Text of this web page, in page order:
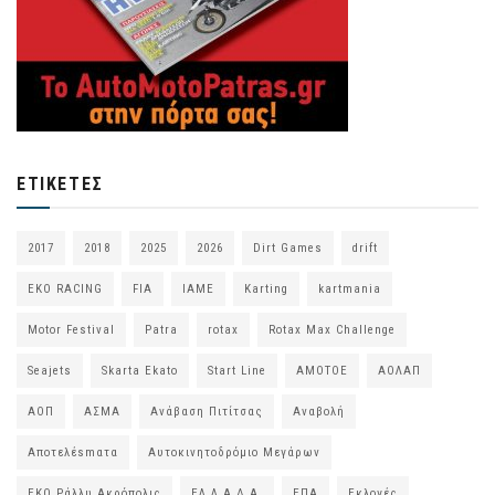
ΕΤΙΚΈΤΕΣ
2017 2018 2025 2026 Dirt Games drift
EKO RACING FIA IAME Karting kartmania
Motor Festival Patra rotax Rotax Max Challenge
Seajets Skarta Ekato Start Line ΑΜΟΤΟΕ ΑΟΛΑΠ
ΑΟΠ ΑΣΜΑ Ανάβαση Πιτίτσας Αναβολή
Αποτελέsmατα Αυτοκινητοδρόμιο Μεγάρων